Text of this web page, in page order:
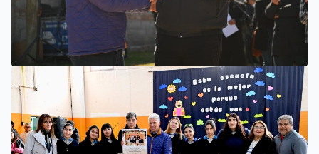
VILLA MERCEDES
COMENZÓ UNA OBRA PARA AMPLIAR LAS REDES DE
AGUA POTABLE Y CLOACAS EN VILLA MERCEDES